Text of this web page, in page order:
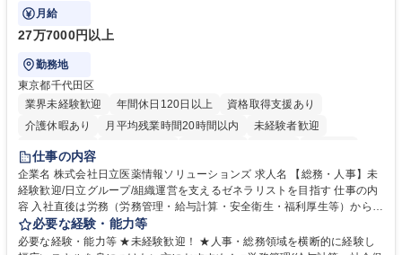
ます。
月給
27万7000円以上
勤務地
東京都千代田区
業界未経験歓迎
年間休日120日以上
資格取得支援あり
介護休暇あり
月平均残業時間20時間以内
未経験者歓迎
住宅手当あり
育休あり
完全週休2日制 交通費支給 土日祝休み 寮・社宅あり
仕事の内容
企業名 株式会社日立医薬情報ソリューションズ 求人名 【総務・人事】未
経験歓迎/日立グループ/組織運営を支えるゼネラリストを目指す 仕事の内
容 入社直後は労務（労務管理・給与計算・安全衛生・福利厚生等）からお
任せいたします。将来は総務・採用・教育業務へ守備範囲を広げ、組織運
営を支えるゼネラリストをめざせます。 ・初期業務：労働時間管理、給与
必要な経験・能力等
必要な経験・能力等 ★未経験歓迎！ ★人事・総務領域を横断的に経験し